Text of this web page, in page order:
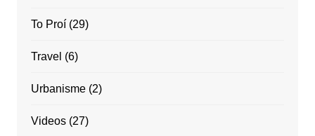
To Proí(29)
Travel (6)
Urbanisme(2)
Videos(27)